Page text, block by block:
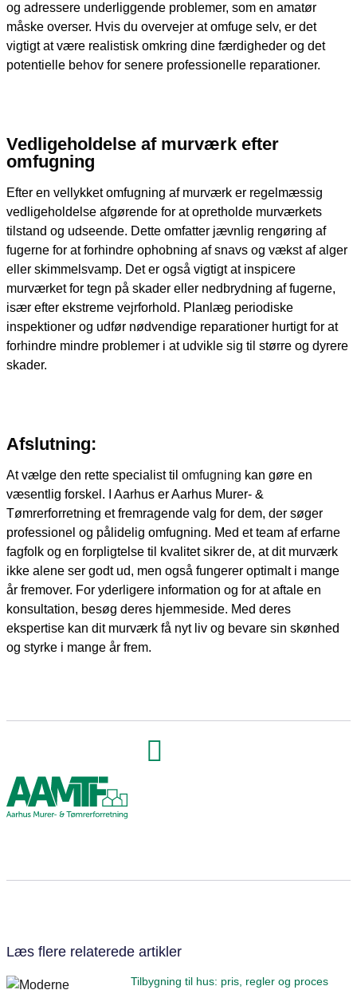
og adressere underliggende problemer, som en amatør
måske overser. Hvis du overvejer at omfuge selv, er det
vigtigt at være realistisk omkring dine færdigheder og det
potentielle behov for senere professionelle reparationer.
Vedligeholdelse af murværk efter
omfugning
Efter en vellykket omfugning af murværk er regelmæssig
vedligeholdelse afgørende for at opretholde murværkets
tilstand og udseende. Dette omfatter jævnlig rengøring af
fugerne for at forhindre ophobning af snavs og vækst af alger
eller skimmelsvamp. Det er også vigtigt at inspicere
murværket for tegn på skader eller nedbrydning af fugerne,
især efter ekstreme vejrforhold. Planlæg periodiske
inspektioner og udfør nødvendige reparationer hurtigt for at
forhindre mindre problemer i at udvikle sig til større og dyrere
skader.
Afslutning:
At vælge den rette specialist til omfugning kan gøre en
væsentlig forskel. I Aarhus er Aarhus Murer- &
Tømrerforretning et fremragende valg for dem, der søger
professionel og pålidelig omfugning. Med et team af erfarne
fagfolk og en forpligtelse til kvalitet sikrer de, at dit murværk
ikke alene ser godt ud, men også fungerer optimalt i mange
år fremover. For yderligere information og for at aftale en
konsultation, besøg deres hjemmeside. Med deres
ekspertise kan dit murværk få nyt liv og bevare sin skønhed
og styrke i mange år frem.
Læs flere relaterede artikler
Tilbygning til hus: pris, regler og proces